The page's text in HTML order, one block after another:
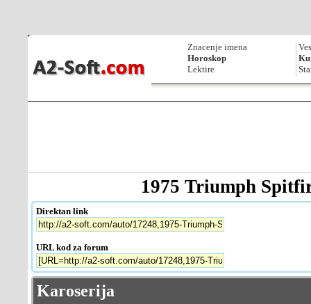
Znacenje imena
Horoskop
Lektire
1975 Triumph
Direktan link
URL kod za forum
Karoserija